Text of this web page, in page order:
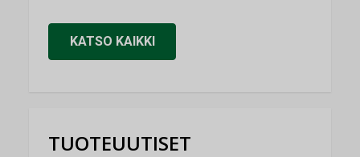
KATSO KAIKKI
TUOTEUUTISET